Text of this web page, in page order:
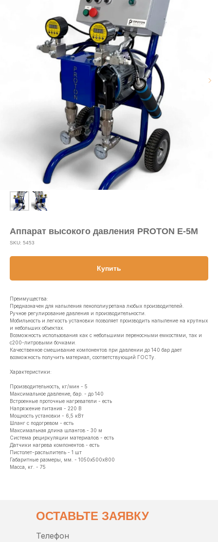
096-11-11
А-
КОРПОРАЦИЯ
Аппарат высокого давления PROTON E-5M
SKU: 5453
Купить
Преимущества:
Предназначен для напыления пенополиуретана любых производителей.
Ручное регулирование давления и производительности.
Мобильность и легкость установки позволяет производить напыление на крупных
и небольших объектах.
Возможность использования как с небольшими переносными емкостями, так и
с200-литровыми бочками.
Качественное смешивание компонентов при давлении до 140 бар дает
возможность получить материал, соответствующий ГОСТу.
Характеристики:
Производительность, кг/мин - 5
Максимальное давление, бар. - до 140
Встроенные проточные нагреватели - есть
Напряжение питания - 220 В
Мощность установки - 6,5 кВт
Шланг с подогревом - есть
Максимальная длина шлангов - 30 м
Система рециркуляции материалов - есть
Датчики нагрева компонентов - есть
Пистолет-распылитель - 1 шт
Габаритные размеры, мм. - 1050х500х800
Масса, кг. - 75
ОСТАВЬТЕ ЗАЯВКУ
Телефон